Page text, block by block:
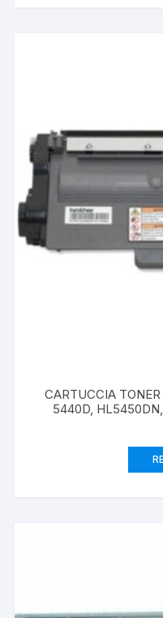
CARTUCCIA
5440D,